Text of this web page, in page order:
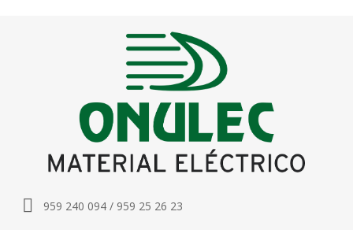
959 240 094 / 959 25 26 23